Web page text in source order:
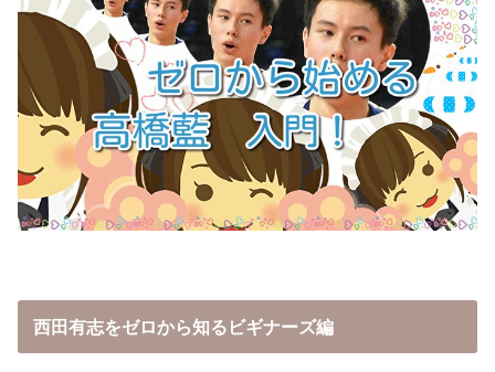
西田有志をゼロから知るビギナーズ編